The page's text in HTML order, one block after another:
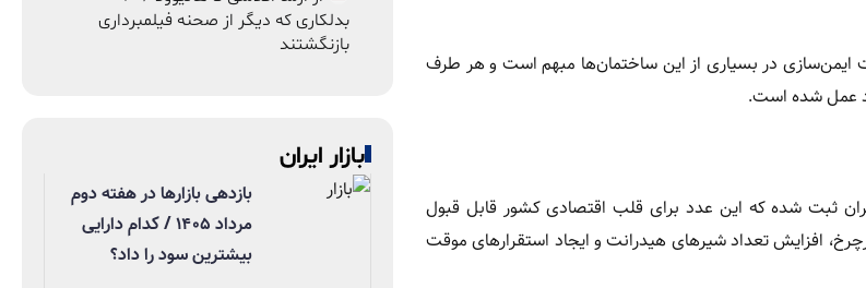
ایمن‌سازی در بسیاری از این ساختمان‌ها مبهم است و هر طرف
عمل شده است.
کرد: «۵ هزار و ۱۱ مورد حریق در بازار تهران ثبت شده که این عدد برای قلب اقتصادی کشور قابل قبول
افزایش تعداد شیرهای هیدرانت و ایجاد استقرارهای موقت
بدلکاری که دیگر از صحنه فیلمبرداری
بازنگشتند
بازار ایران
بازدهی بازارها در هفته دوم
مرداد ۱۴۰۵ / کدام دارایی
بیشترین سود را داد؟